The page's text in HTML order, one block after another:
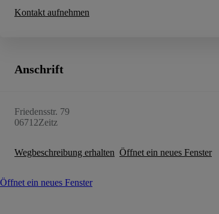
Kontakt aufnehmen
Anschrift
Friedensstr. 79
06712Zeitz
Wegbeschreibung erhalten Öffnet ein neues Fenster
Öffnet ein neues Fenster